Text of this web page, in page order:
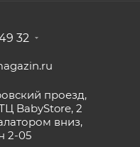
32
проезд,
BabyStore, 2
вниз,
2-05